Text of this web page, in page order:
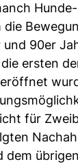
die
und 90er
ersten
für
dem